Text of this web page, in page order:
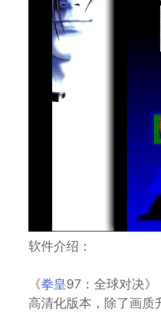
软件介绍：
《拳皇97：全球对决
高清化版本，除了画质